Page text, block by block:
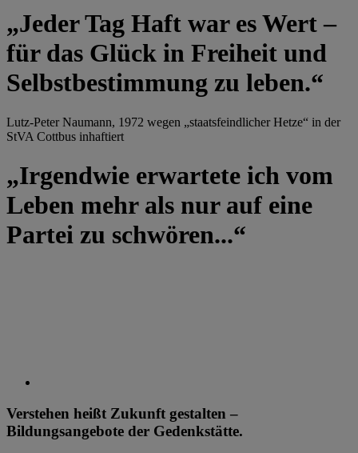
„Jeder Tag Haft war es Wert –
für das Glück in Freiheit und
Selbstbestimmung zu leben.“
Lutz-Peter Naumann, 1972 wegen „staatsfeindlicher Hetze“ in der
StVA Cottbus inhaftiert
„Irgendwie erwartete ich vom
Leben mehr als nur auf eine
Partei zu schwören...“
Verstehen heißt Zukunft gestalten –
Bildungsangebote der Gedenkstätte.